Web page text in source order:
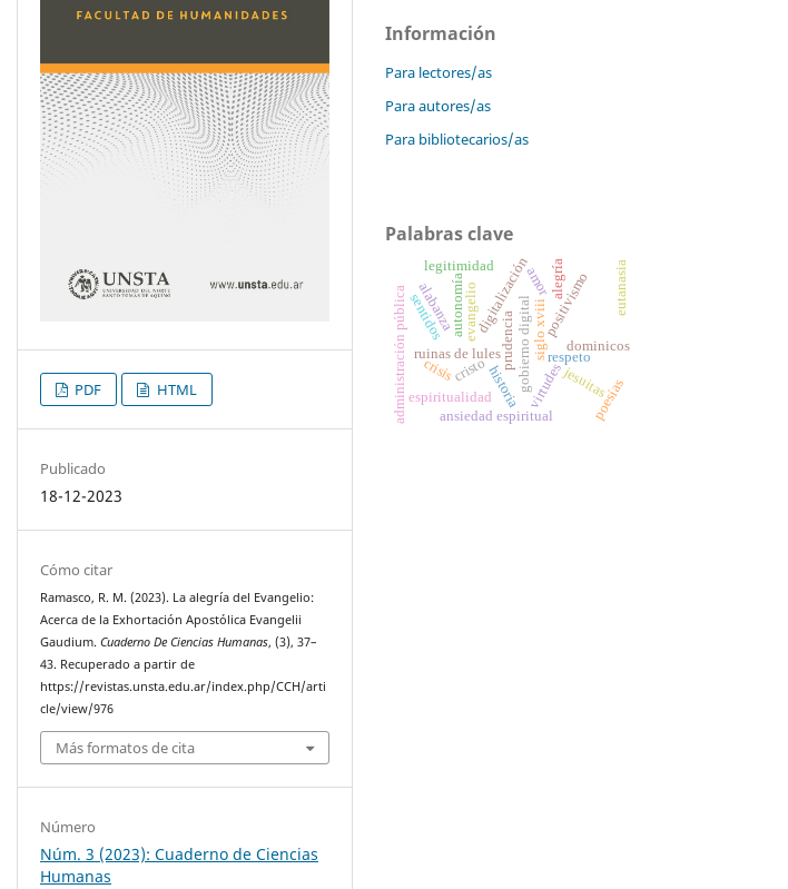
PDF HTML
Publicado
18-12-2023
Cómo citar
Ramasco, R. M. (2023). La alegría del Evangelio:
Acerca de la Exhortación Apostólica Evangelii
Gaudium.Cuaderno De Ciencias Humanas, (3), 37–
43. Recuperado a partir de
https://revistas.unsta.edu.ar/index.php/CCH/arti
cle/view/976
Más formatos de cita
Número
Núm. 3 (2023): Cuaderno de Ciencias
Humanas
Información
Para lectores/as
Para autores/as
Para bibliotecarios/as
Palabras clave
positivismo
siglo xviiirespeto
prudencia
virtudes
ruinas de lules dominicos
jesuitas
historia
digitalización
ansiedad espiritual
administración pública gobierno digital
evangelio
alegría
amor
cristo
espiritualidad
autonomía
legitimidad
crisis
alabanza
poesías
sentidos
eutanasia